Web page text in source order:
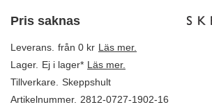
Pris saknas
Leverans. från 0 kr Läs mer.
Lager. Ej i lager* Läs mer.
Tillverkare. Skeppshult
Artikelnummer. 2812-0727-1902-16